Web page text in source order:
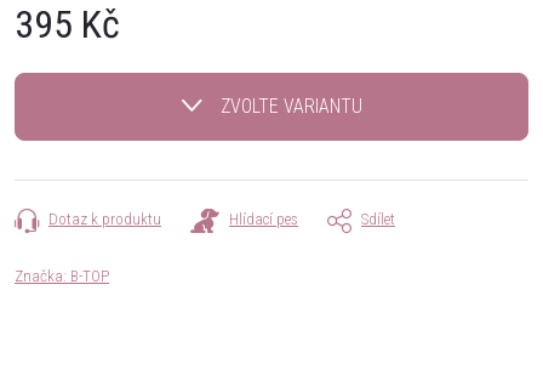
395 Kč
cena:
ZVOLTE VARIANTU
Dotaz k produktu Hlídací pes Sdílet
Značka: B-TOP